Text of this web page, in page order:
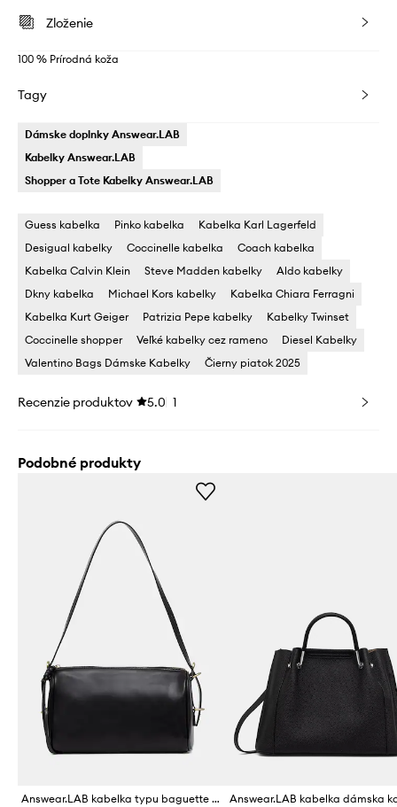
Zloženie
100 % Prírodná koža
Tagy
Dámske doplnky Answear.LAB
Kabelky Answear.LAB
Shopper a Tote Kabelky Answear.LAB
Guess kabelka Pinko kabelka
Kabelka Karl Lagerfeld
Desigual kabelky
Coccinelle kabelka
Coach kabelka
Kabelka Calvin Klein
Steve Madden kabelky
Aldo kabelky
Dkny kabelka
Michael Kors kabelky
Kabelka Chiara Ferragni
Kabelka Kurt Geiger
Patrizia Pepe kabelky
Kabelky Twinset
Coccinelle shopper
Veľké kabelky cez rameno
Diesel Kabelky
Valentino Bags Dámske Kabelky
Čierny piatok 2025
Recenzie produktov 5.0 1
Podobné produkty
Answear.LAB kabelka typu baguette dámska kožená
Answear.LAB kabelka dámska